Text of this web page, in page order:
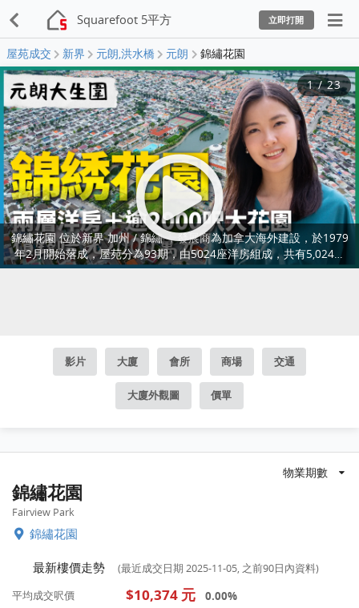
Squarefoot 5平方 立即打開
屋苑成交 新界 元朗,洪水橋 元朗 錦繡花園
錦繡花園 位於新界 加州 / 錦繡 ，發展商為加拿大海外建設，於1979
年2月開始落成，屋苑分為93期，由5024座洋房組成，共有5,024個
單位。實用面積為575至2,071平方呎，屋苑內設有會所、泳池、兒童
1/23
影片 大廈 會所 商場 交通
大廈外觀圖 價單
物業期數
錦繡花園
Fairview Park
錦繡花園
最新樓價走勢
(最近成交日期 2025-11-05, 之前90日內資料)
平均成交呎價
$10,374 元 0.00%